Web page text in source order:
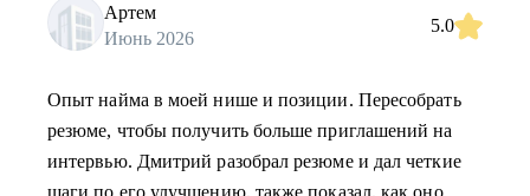
Артем
Июнь 2026
5.0
Опыт найма в моей нише и позиции. Пересобрать
резюме, чтобы получить больше приглашений на
интервью. Дмитрий разобрал резюме и дал четкие
шаги по его улучшению, также показал, как оно